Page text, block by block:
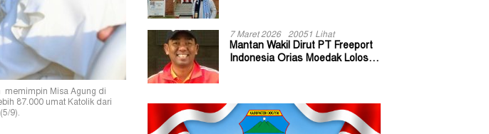
memimpin Misa Agung di
87.000 umat Katolik dari
9).
7 Maret 2026 20051 Lihat
Mantan Wakil Dirut PT Freeport
Indonesia Orias Moedak Lolos